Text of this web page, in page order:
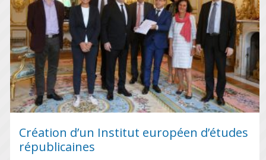
Création d’un Institut européen d’études
républicaines